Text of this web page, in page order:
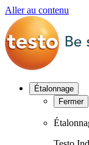
Aller au contenu
Étalonnage
Fermer